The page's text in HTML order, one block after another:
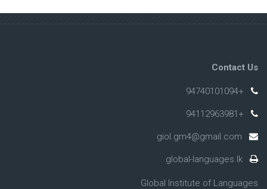
Contact Us
+94740101094
+94112963981
Global Institute of Languages